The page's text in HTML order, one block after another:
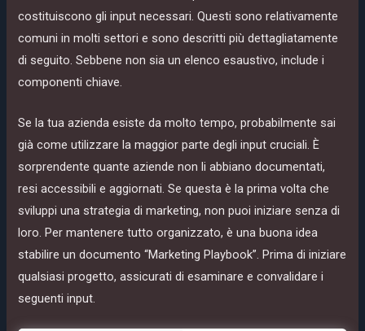
costituiscono gli input necessari. Questi sono relativamente
comuni in molti settori e sono descritti più dettagliatamente
di seguito. Sebbene non sia un elenco esaustivo, include i
componenti chiave.
Se la tua azienda esiste da molto tempo, probabilmente sai
già come utilizzare la maggior parte degli input cruciali. È
sorprendente quante aziende non li abbiano documentati,
resi accessibili e aggiornati. Se questa è la prima volta che
sviluppi una strategia di marketing, non puoi iniziare senza di
loro. Per mantenere tutto organizzato, è una buona idea
stabilire un documento “Marketing Playbook”. Prima di iniziare
qualsiasi progetto, assicurati di esaminare e convalidare i
seguenti input.